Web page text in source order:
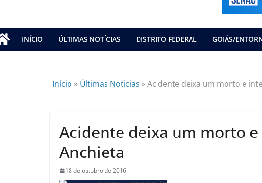
INÍCIO ÚLTIMAS NOTÍCIAS DISTRITO FEDERAL GOIÁS/
Início » Últimas Noticias »Acidente deixa um morto e
Acidente deixa um morto
Anchieta
18 de outubro de 2016